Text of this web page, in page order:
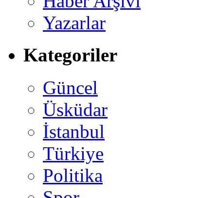
Yazarlar
Kategoriler
Güncel
Üsküdar
İstanbul
Türkiye
Politika